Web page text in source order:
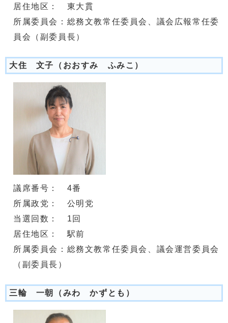
居住地区： 東大貫
所属委員会：総務文教常任委員会、議会広報常任委
員会（副委員長）
大住 文子（おおすみ ふみこ）
議席番号： 4番
所属政党： 公明党
当選回数： 1回
居住地区： 駅前
所属委員会：総務文教常任委員会、議会運営委員会
（副委員長）
三輪 一朝（みわ かずとも）